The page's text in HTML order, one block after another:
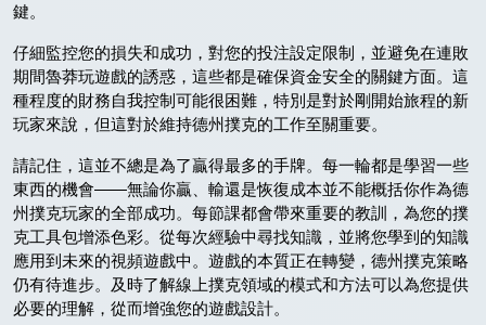
鍵。
仔細監控您的損失和成功，對您的投注設定限制，並避免在連敗
期間魯莽玩遊戲的誘惑，這些都是確保資金安全的關鍵方面。這
種程度的財務自我控制可能很困難，特別是對於剛開始旅程的新
玩家來說，但這對於維持德州撲克的工作至關重要。
請記住，這並不總是為了贏得最多的手牌。每一輪都是學習一些
東西的機會——無論你贏、輸還是恢復成本並不能概括你作為德
州撲克玩家的全部成功。每節課都會帶來重要的教訓，為您的撲
克工具包增添色彩。從每次經驗中尋找知識，並將您學到的知識
應用到未來的視頻遊戲中。遊戲的本質正在轉變，德州撲克策略
仍有待進步。及時了解線上撲克領域的模式和方法可以為您提供
必要的理解，從而增強您的遊戲設計。